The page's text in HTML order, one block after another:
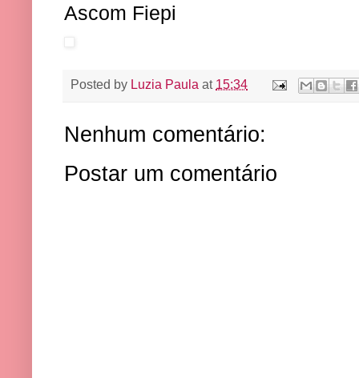
Ascom Fiepi
Posted by Luzia Paula at 15:34
Nenhum comentário:
Postar um comentário